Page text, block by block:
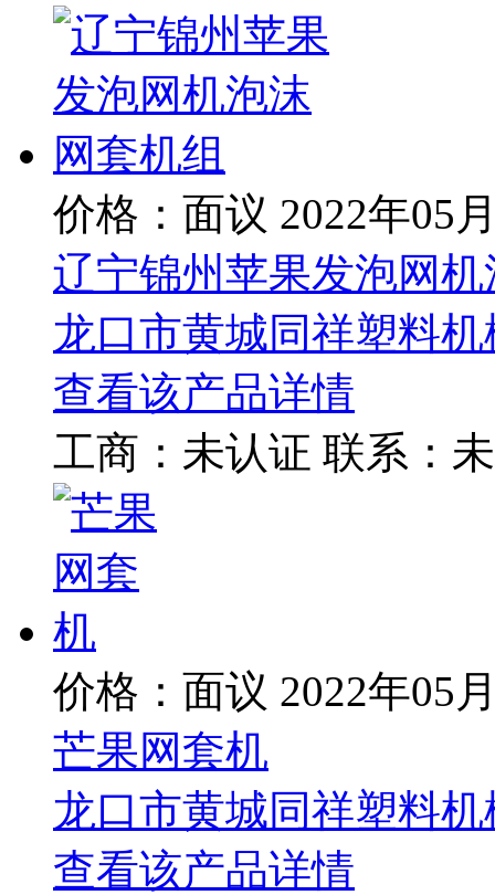
价格：面议 2022年05
辽宁锦州苹果发泡网
龙口市黄城同祥塑料机
查看该产品详情
工商： 未认证 联系：
价格：面议 2022年05
芒果网套机
龙口市黄城同祥塑料机
查看该产品详情